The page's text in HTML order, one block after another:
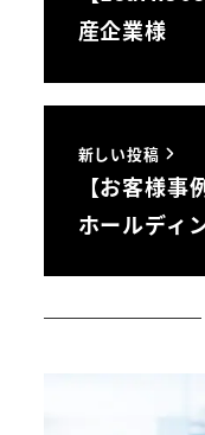
産企業様
新しい投稿
【お客様
ホールディ